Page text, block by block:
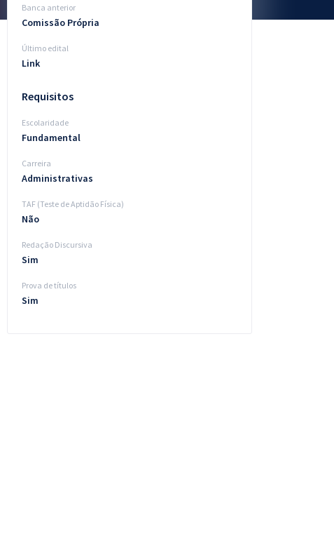
Banca anterior
Comissão Própria
Último edital
Link
Requisitos
Escolaridade
Fundamental
Carreira
Administrativas
TAF (Teste de Aptidão Física)
Não
Redação Discursiva
Sim
Prova de títulos
Sim